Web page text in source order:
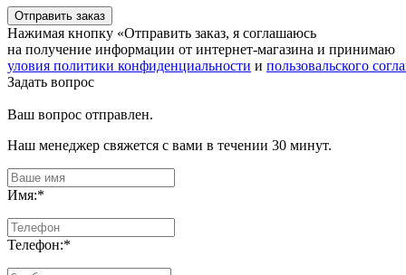
Отправить заказ
Нажимая кнопку «Отправить заказ, я соглашаюсь
на получение информации от интернет-магазина и принимаю
уловия политики конфиденциальности и пользовальского
Задать вопрос
Ваш вопрос отправлен.
Наш менеджер свяжется с вами в течении 30 минут.
Имя:*
Телефон:*